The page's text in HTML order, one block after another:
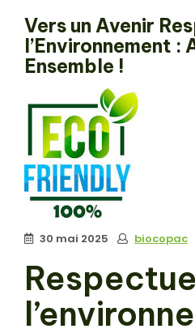
Vers un Avenir
l’Environnement :
Ensemble !
30 mai 2025 biocopac